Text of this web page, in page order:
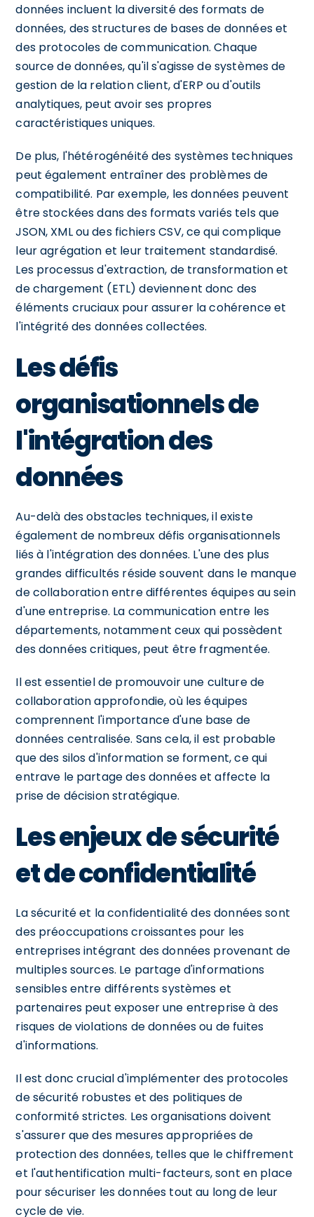
données incluent la diversité des formats de
données, des structures de bases de données et
des protocoles de communication. Chaque
source de données, qu'il s'agisse de systèmes de
gestion de la relation client, d'ERP ou d'outils
analytiques, peut avoir ses propres
caractéristiques uniques.
De plus, l'hétérogénéité des systèmes techniques
peut également entraîner des problèmes de
compatibilité. Par exemple, les données peuvent
être stockées dans des formats variés tels que
JSON, XML ou des fichiers CSV, ce qui complique
leur agrégation et leur traitement standardisé.
Les processus d'extraction, de transformation et
de chargement (ETL) deviennent donc des
éléments cruciaux pour assurer la cohérence et
l'intégrité des données collectées.
Les défis
organisationnels de
l'intégration des
données
Au-delà des obstacles techniques, il existe
également de nombreux défis organisationnels
liés à l'intégration des données. L'une des plus
grandes difficultés réside souvent dans le manque
de collaboration entre différentes équipes au sein
d'une entreprise. La communication entre les
départements, notamment ceux qui possèdent
des données critiques, peut être fragmentée.
Il est essentiel de promouvoir une culture de
collaboration approfondie, où les équipes
comprennent l'importance d'une base de
données centralisée. Sans cela, il est probable
que des silos d'information se forment, ce qui
entrave le partage des données et affecte la
prise de décision stratégique.
Les enjeux de sécurité
et de confidentialité
La sécurité et la confidentialité des données sont
des préoccupations croissantes pour les
entreprises intégrant des données provenant de
multiples sources. Le partage d'informations
sensibles entre différents systèmes et
partenaires peut exposer une entreprise à des
risques de violations de données ou de fuites
d'informations.
Il est donc crucial d'implémenter des protocoles
de sécurité robustes et des politiques de
conformité strictes. Les organisations doivent
s'assurer que des mesures appropriées de
protection des données, telles que le chiffrement
et l'authentification multi-facteurs, sont en place
pour sécuriser les données tout au long de leur
cycle de vie.